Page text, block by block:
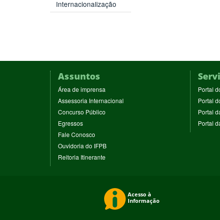
Internacionalização
Assuntos
Área de imprensa
em
nova
Assessoria Internacional
Concurso Público
Egressos(abre
nova
janela)
Fale Conosco
em
nova
janela)
Ouvidoria do IFPB(abre
Reitoria Itinerante(abre
Portal
Portal
Portal
Portal